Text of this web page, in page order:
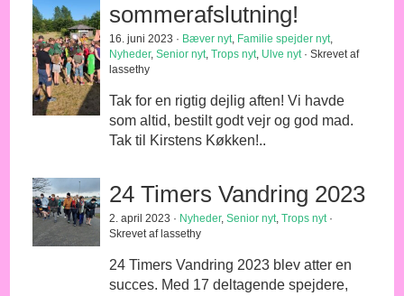
sommerafslutning!
16. juni 2023 · Bæver nyt, Familie spejder nyt,
Nyheder,Senior nyt,Trops nyt, Ulve nyt· Skrevet af
lassethy
Tak for en rigtig dejlig aften! Vi havde
som altid, bestilt godt vejr og god mad.
Tak til Kirstens Køkken!..
24 Timers Vandring 2023
2. april 2023 · Nyheder,Senior nyt,Trops nyt·
Skrevet af lassethy
24 Timers Vandring 2023 blev atter en
succes. Med 17 deltagende spejdere,